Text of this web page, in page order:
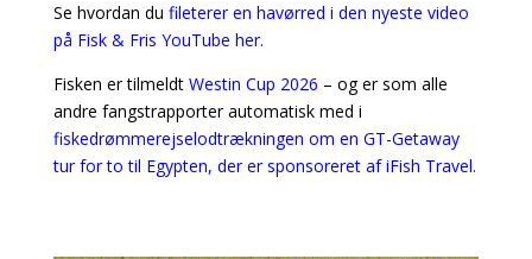
Se hvordan du fileterer en havørred i den nyeste video
på Fisk & Fris YouTube her.
Fisken er tilmeldt Westin Cup 2026 – og er som alle
andre fangstrapporter automatisk med i
fiskedrømmerejselodtrækningen om en GT-Getaway
tur for to til Egypten, der er sponsoreret af iFish Travel.